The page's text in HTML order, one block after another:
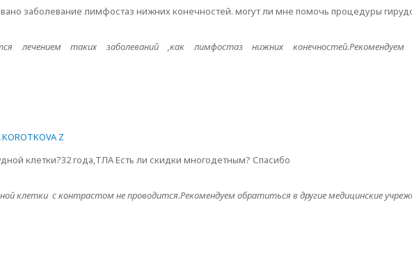
заболевание лимфостаз нижних конечностей. могут ли мне помочь процедуры
лечением таких заболеваний ,как лимфостаз нижних
KOROTKOVA Z
клетки?32 года,ТЛА Есть ли скидки многодетным? Спасибо
клетки с контрастом не проводится.Рекомендуем обратиться в другие медицинские